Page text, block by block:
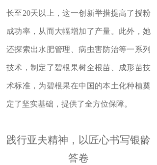
长至20天以上，这一创新举措提高了授粉
成功率，从而大幅增加了产量。此外，她
还探索出水肥管理、病虫害防治等一系列
技术，制定了碧根果树全根苗、成形苗技
术标准，为碧根果在中国的本土化种植奠
定了坚实基础，提供了全方位保障。
践行亚夫精神，以匠心书写银龄
答卷